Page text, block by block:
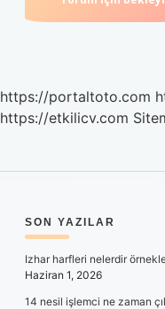
https://portaltoto.com
https://etkilicv.com
SON YAZILAR
Izhar harfleri nelerdir
Haziran 1, 2026
14 nesil işlemci ne zaman